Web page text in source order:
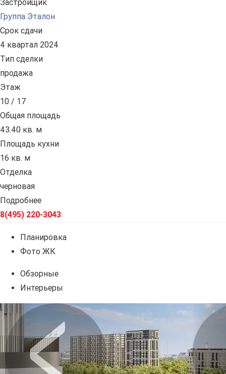
Застройщик
Группа Эталон
Срок сдачи
4 квартал 2024
Тип сделки
продажа
Этаж
10 / 17
Общая площадь
43.40 кв. м
Площадь кухни
16 кв. м
Отделка
черновая
Подробнее
8(495) 220-3043
Планировка
Фото ЖК
Обзорные
Интерьеры